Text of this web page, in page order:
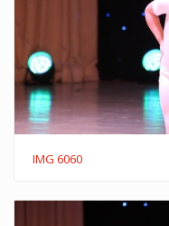
IMG 6060